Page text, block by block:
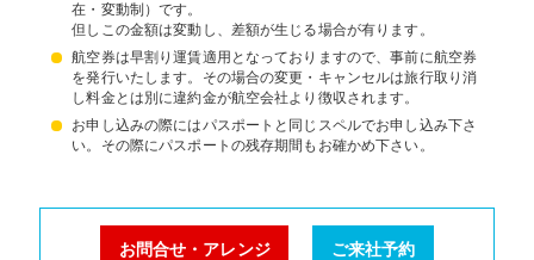
在・変動制）です。
但しこの金額は変動し、差額が生じる場合が有ります。
航空券は早割り運賃適用となっておりますので、事前に航空券
を発行いたします。その場合の変更・キャンセルは旅行取り消
し料金とは別に違約金が航空会社より徴収されます。
お申し込みの際にはパスポートと同じスペルでお申し込み下さ
い。その際にパスポートの残存期間もお確かめ下さい。
お問合せ・アレンジ ご来社予約